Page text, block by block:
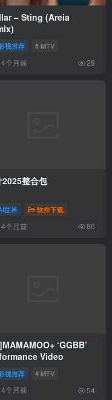
– Sting (Areia
视推荐 # MTV
4个月前 28
2025整合包
世界 软件下载
4个月前 86
‘GGBB’
Video
视推荐 # MTV
4个月前 54